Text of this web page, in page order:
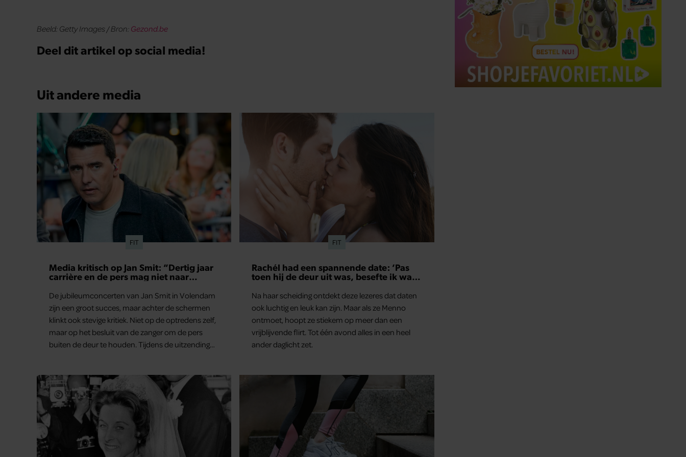
Beeld: Getty Images / Bron: Gezond.be
Deel dit artikel op social media!
Uit andere media
FIT
Media kritisch op Jan Smit: “Dertig jaar
carrière en de pers mag niet naar
De jubileumconcerten van Jan Smit in Volendam
zijn een groot succes, maar achter de schermen
klinkt ook stevige kritiek. Niet op de optredens zelf,
maar op het besluit van de zanger om de pers
buiten de deur te houden. Tijdens de uitzending
Volgens hen is Jan Smit de afgelopen jaren steeds
moeilijker bereikbaar geworden en gunt hij de
media nauwelijks nog interviews.
FIT
Rachél had een spannende date: ‘Pas
toen hij de deur uit was, besefte ik wat
Na haar scheiding ontdekt deze lezeres dat daten
ook luchtig en leuk kan zijn. Maar als ze Menno
ontmoet, hoopt ze stiekem op meer dan een
vrijblijvende flirt. Tot één avond alles in een heel
ander daglicht zet.